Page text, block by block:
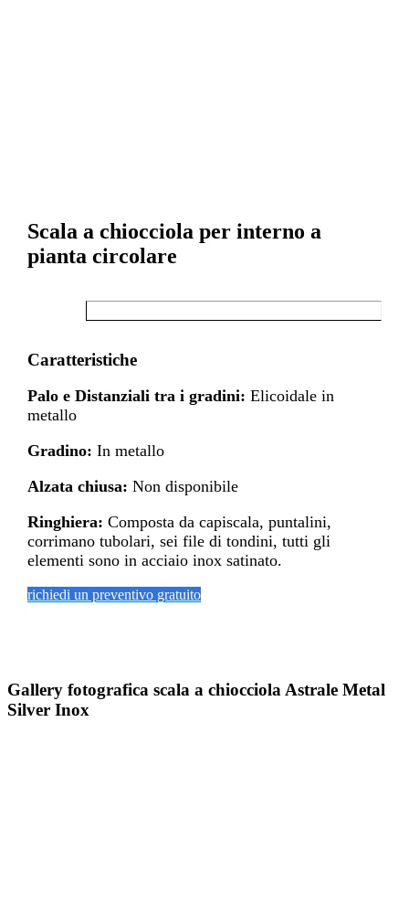
Scala a chiocciola per interno a
pianta circolare
Caratteristiche
Palo e Distanziali tra i gradini: Elicoidale in
metallo
Gradino: In metallo
Alzata chiusa: Non disponibile
Ringhiera: Composta da capiscala, puntalini,
corrimano tubolari, sei file di tondini, tutti gli
elementi sono in acciaio inox satinato.
richiedi un preventivo gratuito
Gallery fotografica scala a chiocciola Astrale Metal
Silver Inox